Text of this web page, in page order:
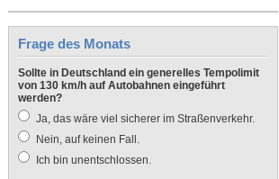
Frage des Monats
Sollte in Deutschland ein generelles Tempolimit
von 130 km/h auf Autobahnen eingeführt
werden?
Ja, das wäre viel sicherer im Straßenverkehr.
Nein, auf keinen Fall.
Ich bin unentschlossen.